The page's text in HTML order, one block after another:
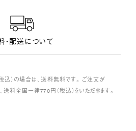
・配送について
）の場合は、送料無料です。 ご注文が
料全国一律770円（税込）をいただきます。